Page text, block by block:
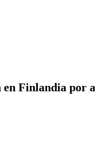
Finlandia por